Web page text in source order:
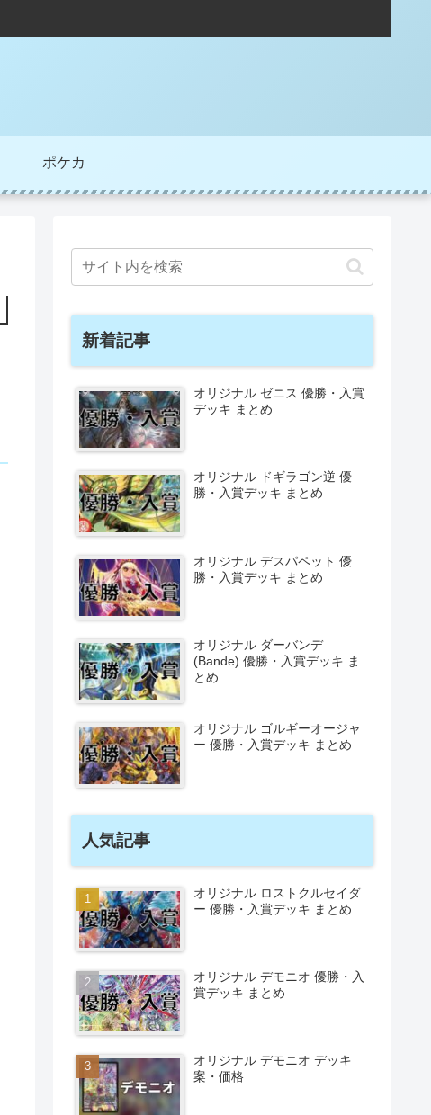
ポケカ
新着記事
オリジナル ゼニス 優勝・入賞
デッキ まとめ
オリジナル ドギラゴン逆 優
勝・入賞デッキ まとめ
オリジナル デスパペット 優
勝・入賞デッキ まとめ
オリジナル ダーバンデ
(Bande) 優勝・入賞デッキ ま
とめ
オリジナル ゴルギーオージャ
ー 優勝・入賞デッキ まとめ
人気記事
オリジナル ロストクルセイダ
ー 優勝・入賞デッキ まとめ
オリジナル デモニオ 優勝・入
賞デッキ まとめ
オリジナル デモニオ デッキ
案・価格